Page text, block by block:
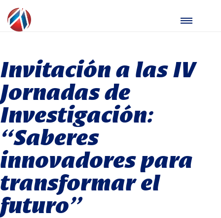
Invitación a las IV
Jornadas de
Investigación:
“Saberes
innovadores para
transformar el
futuro”